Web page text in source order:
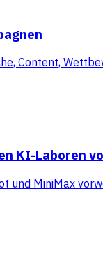
Content,
KI-Laboren
und MiniMax